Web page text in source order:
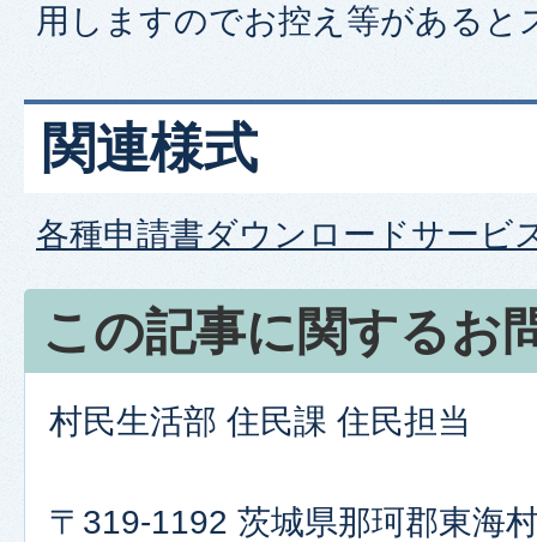
用しますのでお控え等があると
関連様式
各種申請書ダウンロードサービ
この記事に関するお
村民生活部 住民課 住民担当
〒319-1192 茨城県那珂郡東海